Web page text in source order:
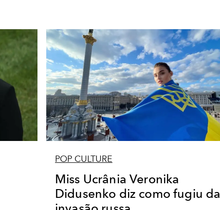
POP CULTURE
Miss Ucrânia Veronika
Didusenko diz como fugiu da